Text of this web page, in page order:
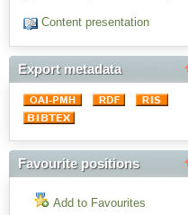
Content presentation
Export metadata
Favourite positions
Add to Favourites